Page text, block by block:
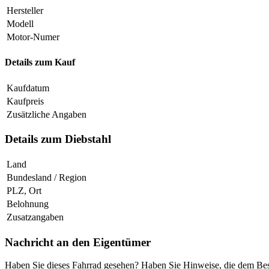
Hersteller
Modell
Motor-Numer
Details zum Kauf
Kaufdatum
Kaufpreis
Zusätzliche Angaben
Details zum Diebstahl
Land
Bundesland / Region
PLZ, Ort
Belohnung
Zusatzangaben
Nachricht an den Eigentümer
Haben Sie dieses Fahrrad gesehen? Haben Sie Hinweise, die dem